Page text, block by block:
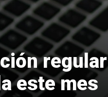
regular
este mes